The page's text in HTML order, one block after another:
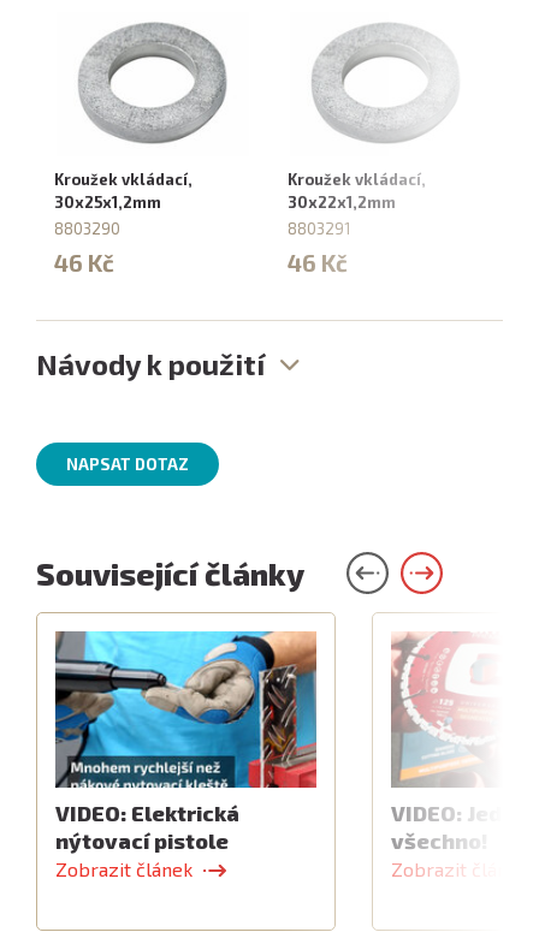
Kroužek vkládací,
30x25x1,2mm
8803290
46 Kč
Kroužek vkládací,
30x22x1,2mm
8803291
46 Kč
Návody k použití
NAPSAT DOTAZ
Související články
VIDEO: Elektrická
nýtovací pistole
Zobrazit článek
VIDEO:
všechno!
Zobrazit článek